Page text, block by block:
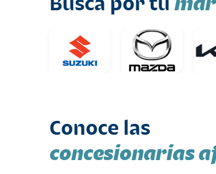
Conoce las
concesionarias